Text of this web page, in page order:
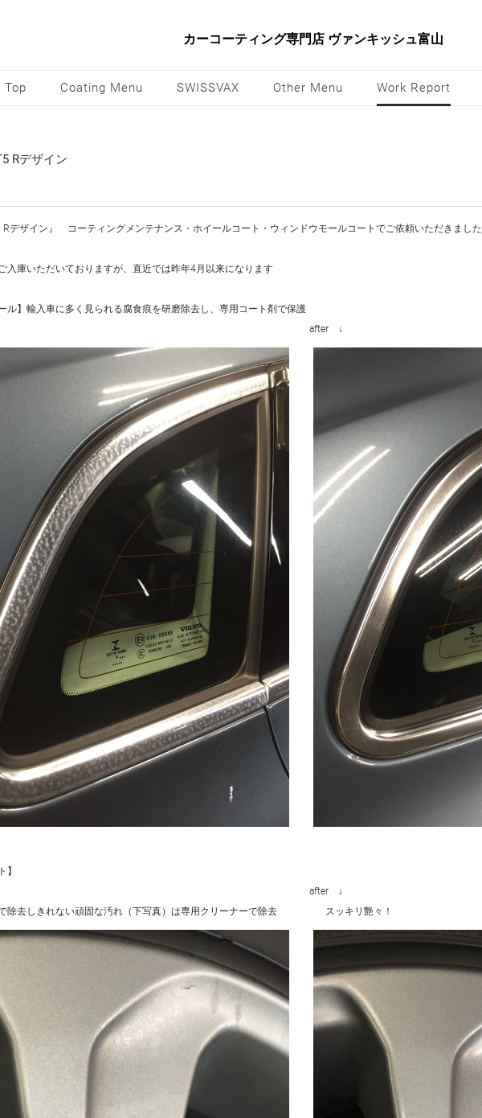
カーコーティング専門店 ヴァンキッシュ富山
Top Coating Menu SWISSVAX Other Menu Work Report
Rデザイン
Rデザイン』 コーティングメンテナンス・ホイールコート・ウィンドウモールコートでご依頼いただきました
入庫いただいておりますが、直近では昨年4月以来になります
ル】輸入車に多く見られる腐食痕を研磨除去し、専用コート剤で保護
↓ after ↓
】
↓ after ↓
除去しきれない頑固な汚れ（下写真）は専用クリーナーで除去
スッキリ艶々！